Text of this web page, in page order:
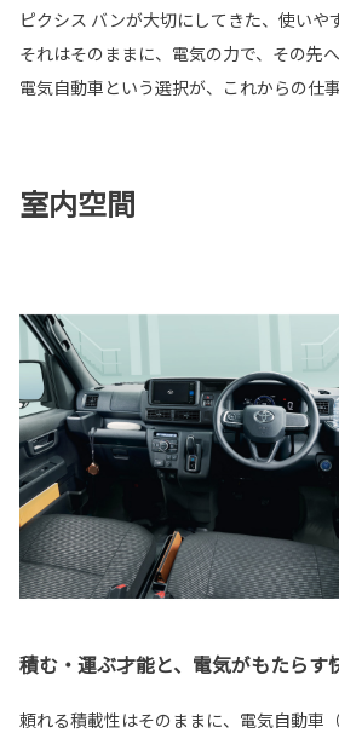
ピクシス バンが大切にしてきた、使いや
それはそのままに、電気の力で、その先へ
電気自動車という選択が、これからの仕
室内空間
積む・運ぶ才能と、電気がもたらす
頼れる積載性はそのままに、電気自動車